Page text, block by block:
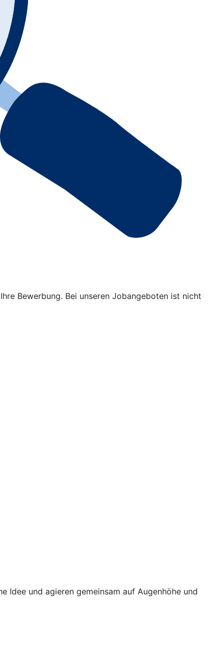
Bewerbung. Bei unseren Jobangeboten ist nicht
Idee und agieren gemeinsam auf Augenhöhe und